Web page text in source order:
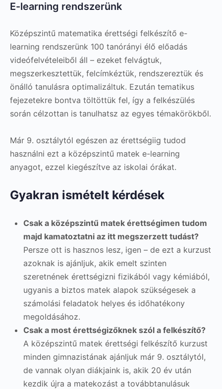
E-learning rendszerünk
Középszintű matematika érettségi felkészítő e-
learning rendszerünk 100 tanórányi élő előadás
videófelvételeiből áll – ezeket felvágtuk,
megszerkesztettük, felcímkéztük, rendszereztük és
önálló tanulásra optimalizáltuk. Ezután tematikus
fejezetekre bontva töltöttük fel, így a felkészülés
során célzottan is tanulhatsz az egyes témakörökből.
Már 9. osztálytól egészen az érettségiig tudod
használni ezt a középszintű matek e-learning
anyagot, ezzel kiegészítve az iskolai órákat.
Gyakran ismételt kérdések
Csak a középszintű matek érettségimen tudom
majd kamatoztatni az itt megszerzett tudást?
Persze ott is hasznos lesz, igen – de ezt a kurzust
azoknak is ajánljuk, akik emelt szinten
szeretnének érettségizni fizikából vagy kémiából,
ugyanis a biztos matek alapok szükségesek a
számolási feladatok helyes és időhatékony
megoldásához.
Csak a most érettségizőknek szól a felkészítő?
A középszintű matek érettségi felkészítő kurzust
minden gimnazistának ajánljuk már 9. osztálytól,
de vannak olyan diákjaink is, akik 20 év után
kezdik újra a matekozást a továbbtanulásuk